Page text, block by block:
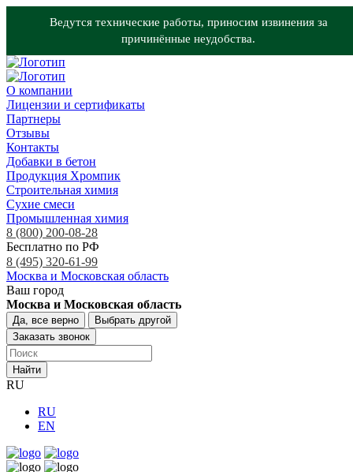
Ведутся технические работы, приносим извинения за
причинённые неудобства.
О компании
Лицензии и сертификаты
Партнеры
Отзывы
Контакты
Добавки в бетон
Продукция Хромпик
Строительная химия
Сухие смеси
Промышленная химия
8 (800) 200-08-28
Бесплатно по РФ
8 (495) 320-61-99
Москва и Московская область
Ваш город
Москва и Московская область
Да, все верно
Выбрать другой
Заказать звонок
Найти
RU
RU
EN